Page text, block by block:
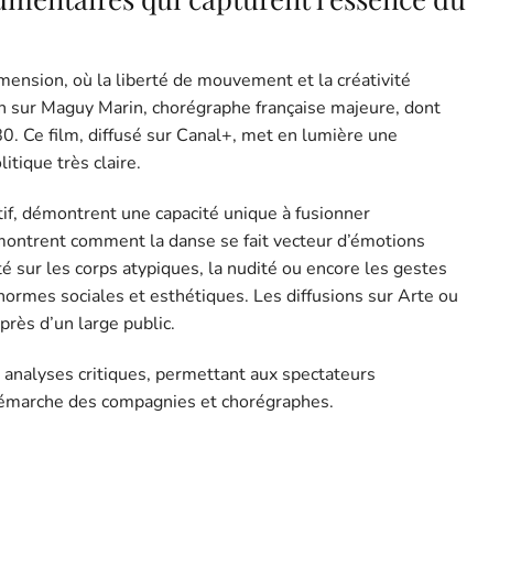
où la liberté de mouvement et la créativité
Maguy Marin, chorégraphe française majeure, dont
Ce film, diffusé sur Canal+, met en lumière une
très claire.
démontrent une capacité unique à fusionner
comment la danse se fait vecteur d’émotions
sur les corps atypiques, la nudité ou encore les gestes
sociales et esthétiques. Les diffusions sur Arte ou
d’un large public.
critiques, permettant aux spectateurs
des compagnies et chorégraphes.